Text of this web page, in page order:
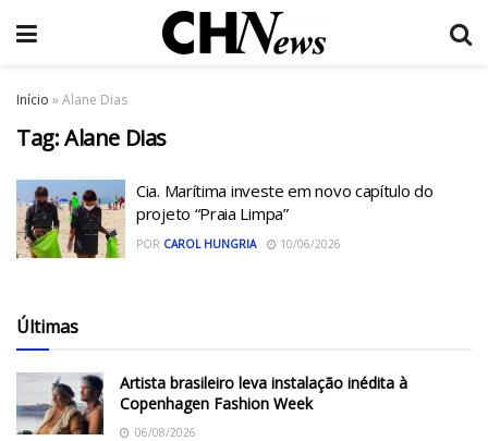
Início »Alane Dias
Tag:Alane Dias
Cia. Marítima investe em novo capítulo do
projeto “Praia Limpa”
POR CAROL HUNGRIA 10/06/2026
Últimas
Artista brasileiro leva instalação inédita à
Copenhagen Fashion Week
06/08/2026